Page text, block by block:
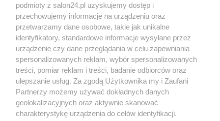
Społeczeństwo
Kultura
X Facebook Instagram Youtube
podmioty z salon24.pl uzyskujemy dostęp i
przechowujemy informacje na urządzeniu oraz
przetwarzamy dane osobowe, takie jak unikalne
identyfikatory, standardowe informacje wysyłane przez
urządzenie czy dane przeglądania w celu zapewniania
spersonalizowanych reklam, wybór spersonalizowanych
treści, pomiar reklam i treści, badanie odbiorców oraz
ulepszanie usług. Za zgodą Użytkownika my i Zaufani
Partnerzy możemy używać dokładnych danych
geolokalizacyjnych oraz aktywnie skanować
charakterystykę urządzenia do celów identyfikacji.